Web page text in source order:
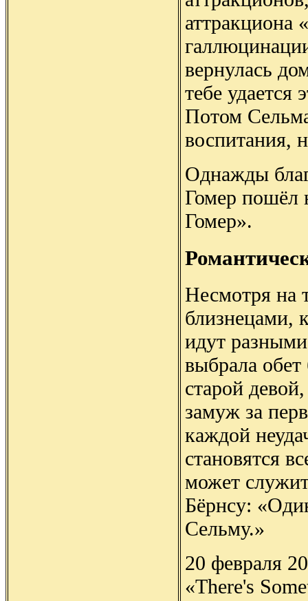
аттракциона
вернулась
тебе удается
Потом
воспитания,
Однажды
Гомер пошёл
Гомер».
Несмотря на
близнецами,
идут
выбрала обет
старой
замуж за
каждой
становятся
может
Бёрнсу:
Сельму.»
20 февраля
«There's